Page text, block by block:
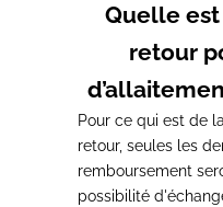
Quelle
retour
Pour ce qui est de
retour, seules les
remboursement
possibilité